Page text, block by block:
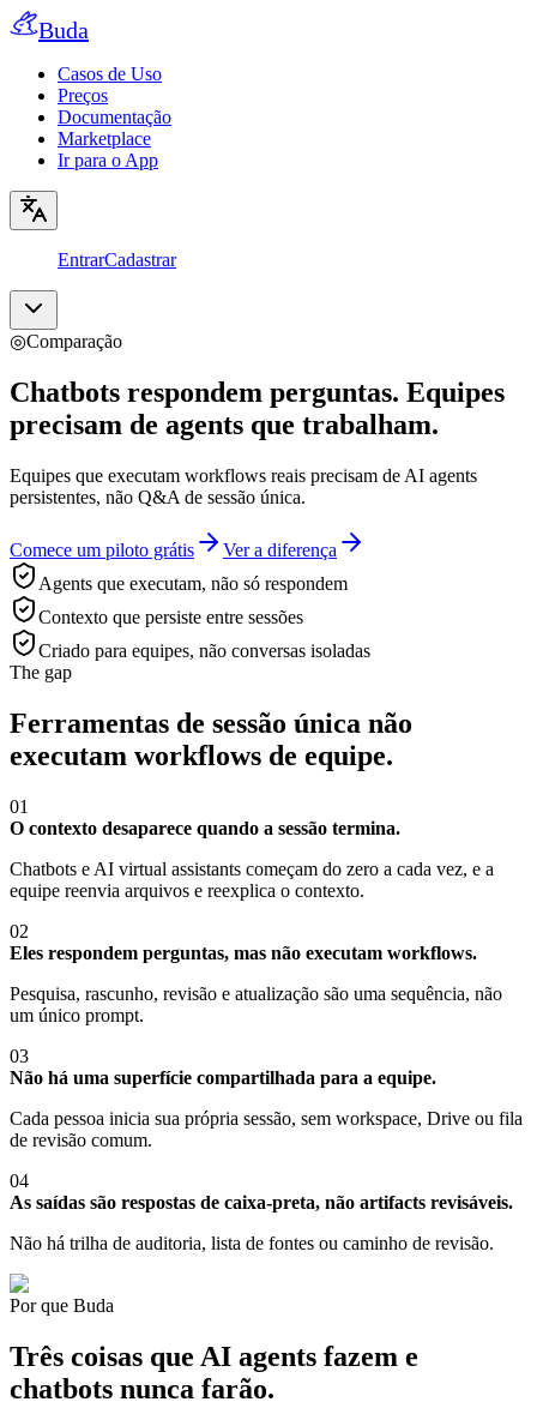
Buda
Casos de Uso
Preços
Documentação
Marketplace
Ir para o App
EntrarCadastrar
◎Comparação
Chatbots respondem perguntas. Equipes
precisam de agents que trabalham.
Equipes que executam workflows reais precisam de AI agents
persistentes, não Q&A de sessão única.
Comece um piloto grátis
Ver a diferença
Agents que executam, não só respondem
Contexto que persiste entre sessões
Criado para equipes, não conversas isoladas
The gap
Ferramentas de sessão única não
executam workflows de equipe.
01
O contexto desaparece quando a sessão termina.
Chatbots e AI virtual assistants começam do zero a cada vez, e a
equipe reenvia arquivos e reexplica o contexto.
02
Eles respondem perguntas, mas não executam workflows.
Pesquisa, rascunho, revisão e atualização são uma sequência, não
um único prompt.
03
Não há uma superfície compartilhada para a equipe.
Cada pessoa inicia sua própria sessão, sem workspace, Drive ou fila
de revisão comum.
04
As saídas são respostas de caixa-preta, não artifacts revisáveis.
Não há trilha de auditoria, lista de fontes ou caminho de revisão.
Por que Buda
Três coisas que AI agents fazem e
chatbots nunca farão.